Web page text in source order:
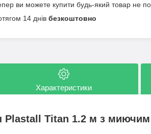
ви можете купити будь-який товар не
14 днів безкоштовно
Характеристики
Plastall Titan 1.2 м з